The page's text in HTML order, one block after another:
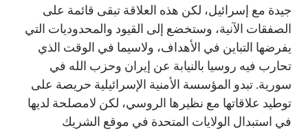
جيدة مع إسرائيل، لكن هذه العلاقة تبقى قائمة على
الصفقات الآنية، وستخضع إلى القيود والمحدوديات التي
يفرضها التباين في الأهداف، ولاسيما في الوقت الذي
تحارب فيه روسيا بالنيابة عن إيران وحزب الله في
سورية. تبدو المؤسسة الأمنية الإسرائيلية حريصة على
توطيد علاقاتها مع نظيرها الروسي، لكن لامصلحة لديها
في استبدال الولايات المتحدة في موقع الشريك